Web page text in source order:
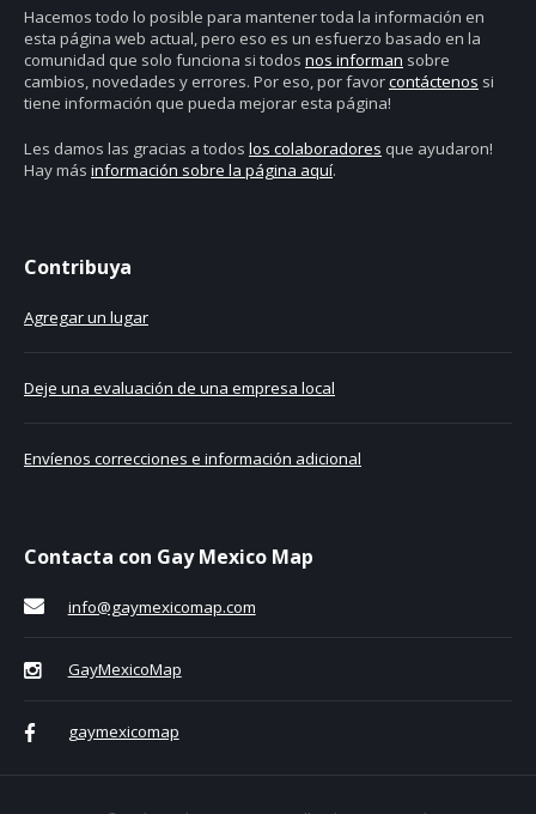
Hacemos todo lo posible para mantener toda la información en
esta página web actual, pero eso es un esfuerzo basado en la
comunidad que solo funciona si todos nos informan sobre
cambios, novedades y errores. Por eso, por favorcontáctenos si
tiene información que pueda mejorar esta página!
Les damos las gracias a todos los colaboradores que ayudaron!
Hay más información sobre la página aquí.
Contribuya
Agregar un lugar
Deje una evaluación de una empresa local
Envíenos correcciones e información adicional
Contacta con Gay Mexico Map
info@gaymexicomap.com
GayMexicoMap
gaymexicomap